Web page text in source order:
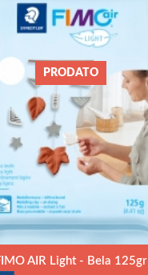
PRODATO
AIR Light - Bela 125gr